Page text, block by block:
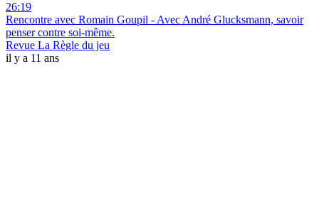
26:19
Rencontre avec Romain Goupil - Avec André Glucksmann, savoir
penser contre soi-même.
Revue La Règle du jeu
il y a 11 ans